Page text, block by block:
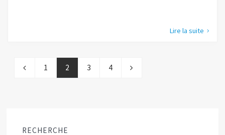
Lire la suite
1 2 3 4
RECHERCHE